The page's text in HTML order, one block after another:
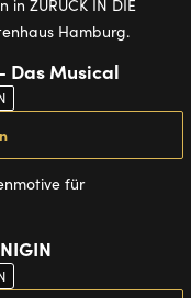
Das Musical